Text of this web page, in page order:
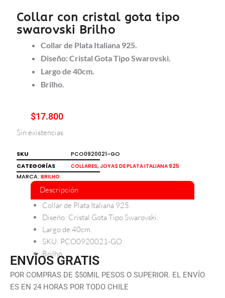
Collar con cristal gota tipo
swarovski Brilho
Collar de Plata Italiana 925.
Diseño: Cristal Gota Tipo Swarovski.
Largo de 40cm.
Brilho.
$17.800
Sin existencias
SKU
PCO0920021-GO
CATEGORÍAS
COLLARES, JOYAS DE PLATA ITALIANA 925
MARCA: BRILHO
Descripción
Collar de Plata Italiana 925.
Diseño: Cristal Gota Tipo Swarovski.
Largo de 40cm.
SKU: PCO0920021-GO
Brilho.
ENVÍOS GRATIS
POR COMPRAS DE $50MIL PESOS O SUPERIOR. EL ENVÍO
ES EN 24 HORAS POR TODO CHILE